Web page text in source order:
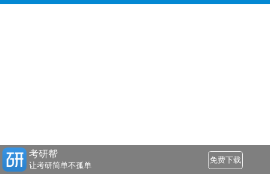
考研帮
让考研简单不孤单
免费下载